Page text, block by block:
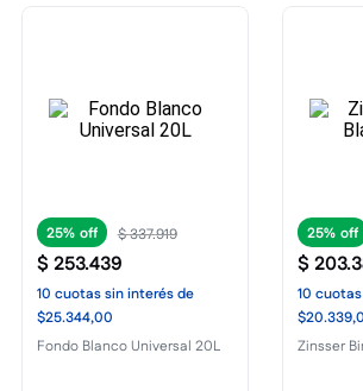
25% $337.919
$253.439
10 cuotassin interésde
$25.344,00
Fondo Blanco Universal 20L
25%
$203.
10 cuotas
Zinsser